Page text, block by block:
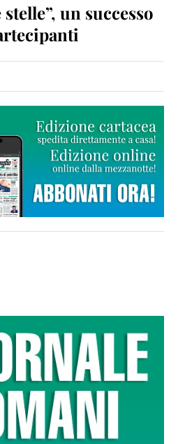
un successo